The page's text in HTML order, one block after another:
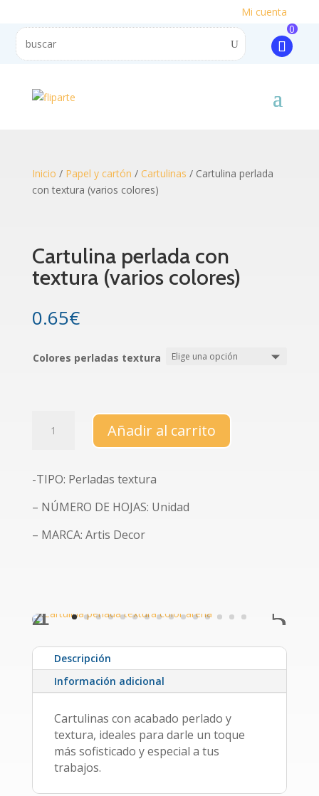
Mi cuenta
0
Inicio / Papel y cartón / Cartulinas / Cartulina perlada
con textura (varios colores)
Cartulina perlada con
textura (varios colores)
0.65€
Colores perladas textura
perlada
(varios
colores)
Añadir al carrito
-TIPO: Perladas textura
– NÚMERO DE HOJAS: Unidad
– MARCA: Artis Decor
Descripción
Información adicional
Cartulinas con acabado perlado y
textura, ideales para darle un toque
más sofisticado y especial a tus
trabajos.